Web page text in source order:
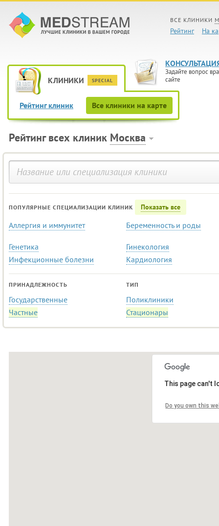
ВСЕ КЛИНИКИ
Рейтинг На
КЛИНИКИ SPECIAL
Задайте вопрос
сайте
Рейтинг клиник Все клиники на карте
Рейтинг всех клиник Москва
ПОПУЛЯРНЫЕ СПЕЦИАЛИЗАЦИИ КЛИНИК Показать все
Аллергия и иммунитет Беременность и роды
Генетика
Гинекология
Инфекционные болезни
Кардиология
ПРИНАДЛЕЖНОСТЬ
Государственные
Частные
ТИП
Поликлиники
Стационары
This page can't
Do you own this